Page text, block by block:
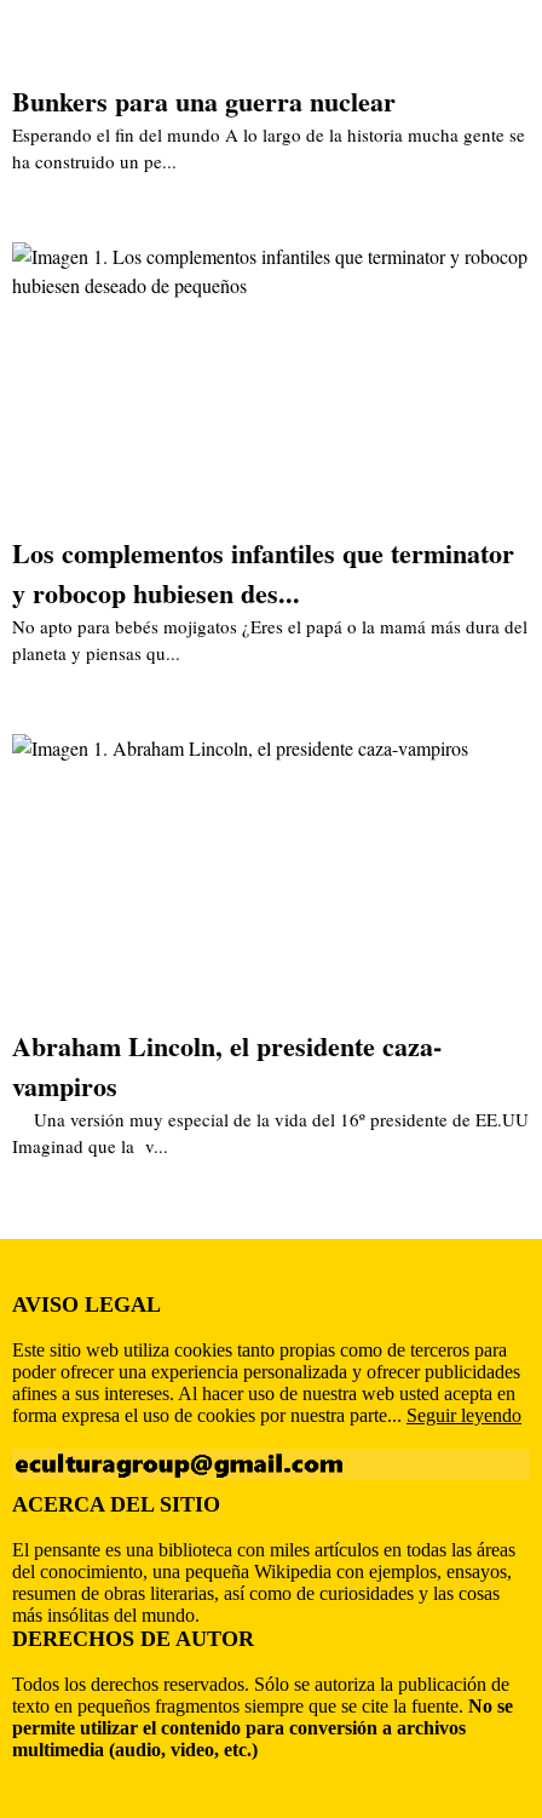
Bunkers para una guerra nuclear
Esperando el fin del mundo A lo largo de la historia mucha gente se
ha construido un pe...
Los complementos infantiles que terminator
y robocop hubiesen des...
No apto para bebés mojigatos ¿Eres el papá o la mamá más dura del
planeta y piensas qu...
Abraham Lincoln, el presidente caza-
vampiros
Una versión muy especial de la vida del 16º presidente de EE.UU
Imaginad que la v...
AVISO LEGAL
Este sitio web utiliza cookies tanto propias como de terceros para
poder ofrecer una experiencia personalizada y ofrecer publicidades
afines a sus intereses. Al hacer uso de nuestra web usted acepta en
forma expresa el uso de cookies por nuestra parte... Seguir leyendo
ACERCA DEL SITIO
El pensante es una biblioteca con miles artículos en todas las áreas
del conocimiento, una pequeña Wikipedia con ejemplos, ensayos,
resumen de obras literarias, así como de curiosidades y las cosas
más insólitas del mundo.
DERECHOS DE AUTOR
Todos los derechos reservados. Sólo se autoriza la publicación de
texto en pequeños fragmentos siempre que se cite la fuente. No se
permite utilizar el contenido para conversión a archivos
multimedia (audio, video, etc.)